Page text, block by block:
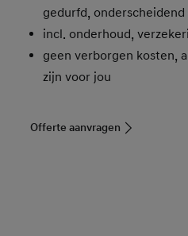
gedurfd, onderscheidend
incl. onderhoud,
geen verborgen kosten,
zijn voor jou
Offerte aanvragen